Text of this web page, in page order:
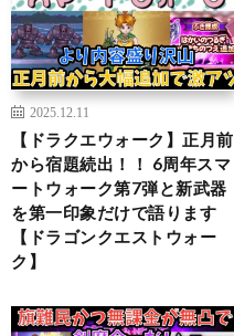
2025.12.11
【ドラクエウォーク】正月前
から宿題続出！！ 6周年スマ
ートウォーク第7弾と新武器
を第一印象だけで語ります
【ドラゴンクエストウォー
ク】